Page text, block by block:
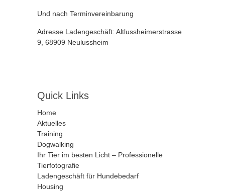
Und nach Terminvereinbarung
Adresse Ladengeschäft: Altlussheimerstrasse
9, 68909 Neulussheim
Quick Links
Home
Aktuelles
Training
Dogwalking
Ihr Tier im besten Licht – Professionelle
Tierfotografie
Ladengeschäft für Hundebedarf
Housing